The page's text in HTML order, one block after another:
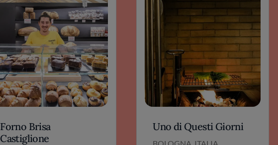
Forno Brisa
Castiglione
Uno di Questi Giorni
BOLOGNA, ITALIA